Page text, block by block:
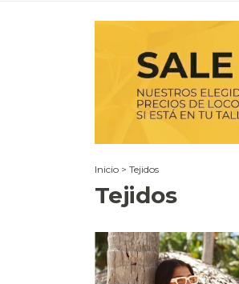
Inicio > Tejidos
Tejidos